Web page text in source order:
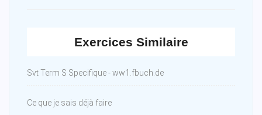
Exercices Similaire
Svt Term S Specifique - ww1.fbuch.de
Ce que je sais déjà faire